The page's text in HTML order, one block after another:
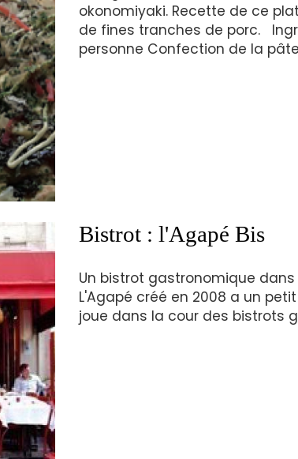
okonomiyaki. Recette de ce
de fines tranches de porc.
personne Confection de la
Bistrot : l'Agapé Bis
Un bistrot gastronomique dans
L'Agapé créé en 2008 a un
joue dans la cour des bistrots